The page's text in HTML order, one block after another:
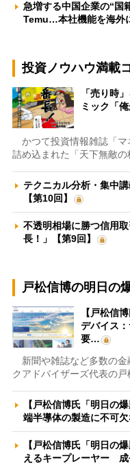
急増する中国企業の“国
Temu…本社機能を海外
投資ノウハウ満載
「売り時
ミック「
かつて投資情報雑誌「マ
詰め込まれた「天下無敵
テクニカル分析・集中
【第10回】
不透明相場に勝つ信用
長！」【第9回】
戸松信博の明日の
【戸松信
デバイス
要…
新聞や雑誌など多数の金
クアドバイザーズ代表の
【戸松信博氏「明日の
端半導体の製造に不可
【戸松信博氏「明日の
えるキープレーヤー